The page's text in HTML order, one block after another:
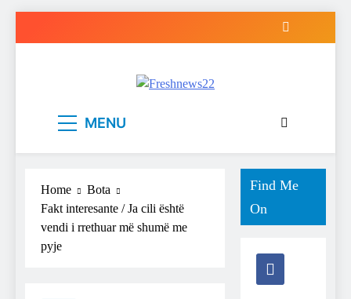
MENU
Home
Bota
Fakt interesante / Ja cili është
vendi i rrethuar më shumë me
pyje
Find Me
On